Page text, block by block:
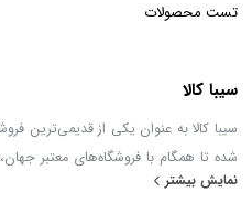
تست محصولات
سیبا کالا
شده تا همگام با فروشگاه‌های معتبر
خطور می‌کند در اینجا پیدا خواهید کرد.
نمایش بیشتر